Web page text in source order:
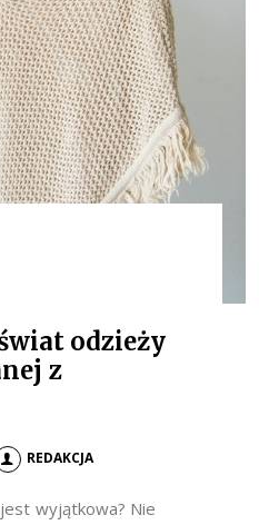
odzieży
z
REDAKCJA
wyjątkowa? Nie